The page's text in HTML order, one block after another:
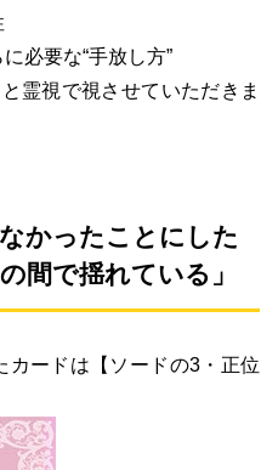
必要な“手放し方”
霊視で視させていただきま
かったことにした
間で揺れている」
カードは【ソードの3・正位